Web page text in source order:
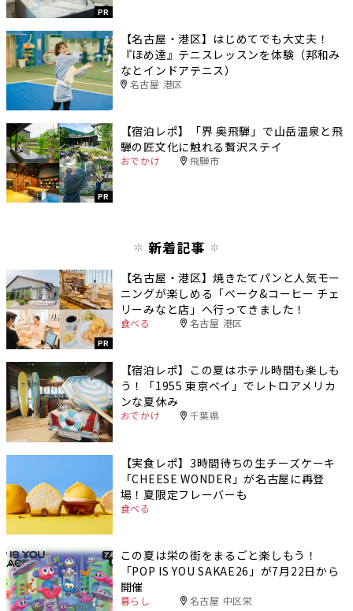
PR
【名古屋・港区】はじめてでも大丈夫！
『ほめ達』テニスレッスンを体験（邦和み
なとインドアテニス）
名古屋 港区
PR
【宿泊レポ】「界 奥飛騨」で山岳温泉と飛
騨の匠文化に触れる贅沢ステイ
おでかけ 飛騨市
新着記事
PR
【名古屋・港区】焼きたてパンと人気モー
ニングが楽しめる「ベーク&コーヒー チェ
リーみなと店」へ行ってきました！
食べる 名古屋 港区
【宿泊レポ】この夏はホテル時間も楽しも
う！「1955 東京ベイ」でレトロアメリカ
ンな夏休み
おでかけ 千葉県
【実食レポ】3時間待ちの生チーズケーキ
「CHEESE WONDER」が名古屋に再登
場！夏限定フレーバーも
食べる
この夏は栄の街をまるごと楽しもう！
「POP IS YOU SAKAE26」が7月22日から
開催
暮らし 名古屋 中区栄